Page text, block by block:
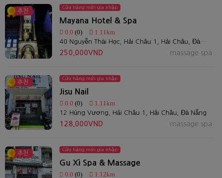
추천
Cửa hàng mới gia nhập
Mayana Hotel & Spa
0.0 (0) 1.11km
40 Nguyễn Thái Học, Hải Châu 1, Hải Châu, Đà Nẵng
massage spa
250,000VND
추천
Cửa hàng mới gia nhập
Jisu Nail
0.0 (0) 1.11km
12 Hùng Vương, Hải Châu 1, Hải Châu, Đà Nẵng
massage spa
128,000VND
추천
Cửa hàng mới gia nhập
Gu Xì Spa & Massage
0.0 (0) 1.12km